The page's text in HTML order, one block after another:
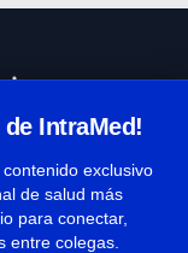
IntraMed!
exclusivo
de salud más
para conectar,
entre colegas.